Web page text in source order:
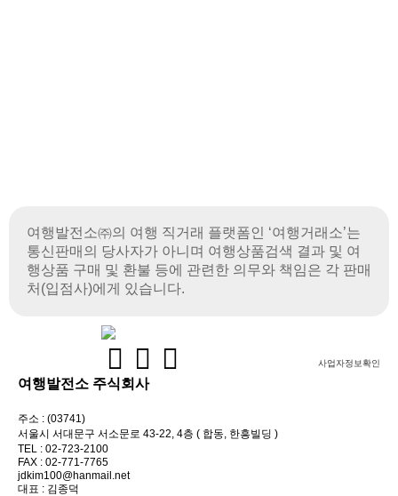
여행발전소㈜의 여행 직거래 플랫폼인 ‘여행거래소’는
통신판매의 당사자가 아니며 여행상품검색 결과 및 여
행상품 구매 및 환불 등에 관련한 의무와 책임은 각 판매
처(입점사)에게 있습니다.
여행발전소 주식회사
사업자정보확인
주소 : (03741)
서울시 서대문구 서소문로 43-22, 4층 ( 합동, 한흥빌딩 )
TEL : 02-723-2100
FAX : 02-771-7765
jdkim100@hanmail.net
대표 : 김종덕